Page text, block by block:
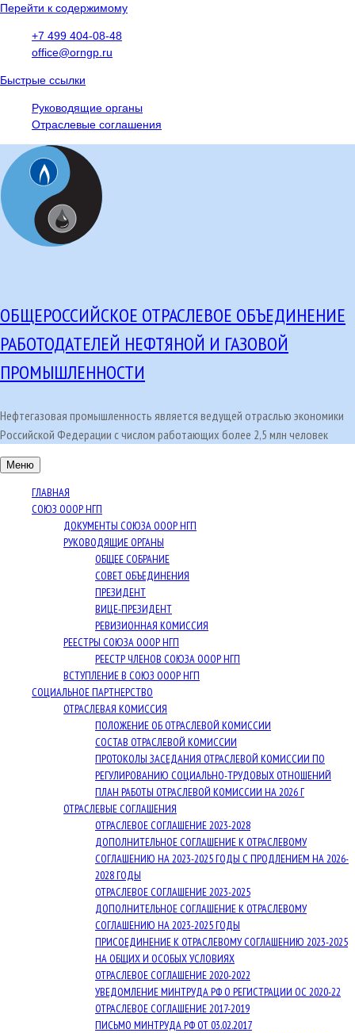
Перейти к содержимому
+7 499 404-08-48
office@orngp.ru
Быстрые ссылки
Руководящие органы
Отраслевые соглашения
ОБЩЕРОССИЙСКОЕ ОТРАСЛЕВОЕ ОБЪЕДИНЕНИЕ
РАБОТОДАТЕЛЕЙ НЕФТЯНОЙ И ГАЗОВОЙ
ПРОМЫШЛЕННОСТИ
Нефтегазовая промышленность является ведущей отраслью экономики
Российской Федерации с числом работающих более 2,5 млн человек
Меню
ГЛАВНАЯ
СОЮЗ ОООР НГП
ДОКУМЕНТЫ СОЮЗА ОООР НГП
РУКОВОДЯЩИЕ ОРГАНЫ
ОБЩЕЕ СОБРАНИЕ
СОВЕТ ОБЪЕДИНЕНИЯ
ПРЕЗИДЕНТ
ВИЦЕ-ПРЕЗИДЕНТ
РЕВИЗИОННАЯ КОМИССИЯ
РЕЕСТРЫ СОЮЗА ОООР НГП
РЕЕСТР ЧЛЕНОВ СОЮЗА ОООР НГП
ВСТУПЛЕНИЕ В СОЮЗ ОООР НГП
СОЦИАЛЬНОЕ ПАРТНЕРСТВО
ОТРАСЛЕВАЯ КОМИССИЯ
ПОЛОЖЕНИЕ ОБ ОТРАСЛЕВОЙ КОМИССИИ
СОСТАВ ОТРАСЛЕВОЙ КОМИССИИ
ПРОТОКОЛЫ ЗАСЕДАНИЯ ОТРАСЛЕВОЙ КОМИССИИ ПО
РЕГУЛИРОВАНИЮ СОЦИАЛЬНО-ТРУДОВЫХ ОТНОШЕНИЙ
ПЛАН РАБОТЫ ОТРАСЛЕВОЙ КОМИССИИ НА 2026 Г
ОТРАСЛЕВЫЕ СОГЛАШЕНИЯ
ОТРАСЛЕВОЕ СОГЛАШЕНИЕ 2023-2028
ДОПОЛНИТЕЛЬНОЕ СОГЛАШЕНИЕ К ОТРАСЛЕВОМУ
СОГЛАШЕНИЮ НА 2023-2025 ГОДЫ С ПРОДЛЕНИЕМ НА 2026-
2028 ГОДЫ
ОТРАСЛЕВОЕ СОГЛАШЕНИЕ 2023-2025
ДОПОЛНИТЕЛЬНОЕ СОГЛАШЕНИЕ К ОТРАСЛЕВОМУ
СОГЛАШЕНИЮ НА 2023-2025 ГОДЫ
ПРИСОЕДИНЕНИЕ К ОТРАСЛЕВОМУ СОГЛАШЕНИЮ 2023-2025
НА ОБЩИХ И ОСОБЫХ УСЛОВИЯХ
ОТРАСЛЕВОЕ СОГЛАШЕНИЕ 2020-2022
УВЕДОМЛЕНИЕ МИНТРУДА РФ О РЕГИСТРАЦИИ ОС 2020-22
ОТРАСЛЕВОЕ СОГЛАШЕНИЕ 2017-2019
ПИСЬМО МИНТРУДА РФ ОТ 03.02.2017